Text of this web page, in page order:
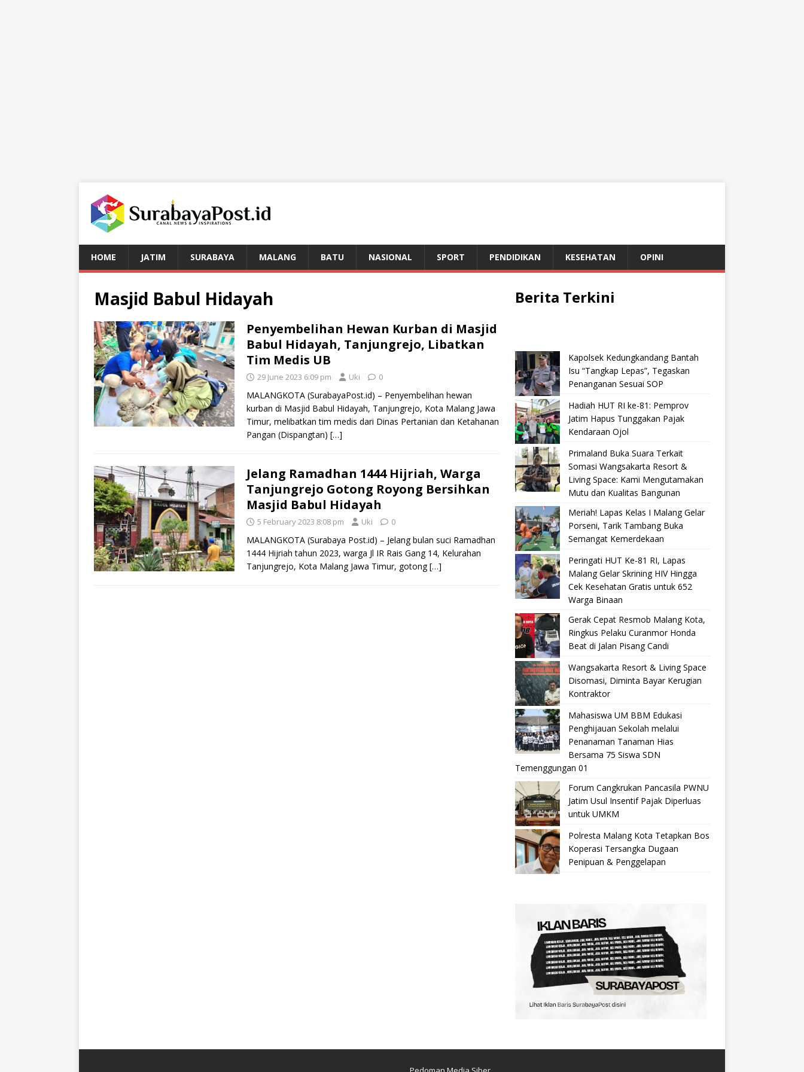
HOME JATIM SURABAYA MALANG BATU NASIONAL SPORT PENDIDIKAN KESEHATAN OPINI
Masjid Babul Hidayah
Penyembelihan Hewan Kurban di Masjid
Babul Hidayah, Tanjungrejo, Libatkan
Tim Medis UB
29 June 2023 6:09 pm Uki 0
MALANGKOTA (SurabayaPost.id) – Penyembelihan hewan
kurban di Masjid Babul Hidayah, Tanjungrejo, Kota Malang Jawa
Timur, melibatkan tim medis dari Dinas Pertanian dan Ketahanan
Pangan (Dispangtan) […]
Jelang Ramadhan 1444 Hijriah, Warga
Tanjungrejo Gotong Royong Bersihkan
Masjid Babul Hidayah
5 February 2023 8:08 pm Uki 0
MALANGKOTA (Surabaya Post.id) – Jelang bulan suci Ramadhan
1444 Hijriah tahun 2023, warga Jl IR Rais Gang 14, Kelurahan
Tanjungrejo, Kota Malang Jawa Timur, gotong[…]
Berita Terkini
Kapolsek Kedungkandang Bantah
Isu “Tangkap Lepas”, Tegaskan
Penanganan Sesuai SOP
Hadiah HUT RI ke-81: Pemprov
Jatim Hapus Tunggakan Pajak
Kendaraan Ojol
Primaland Buka Suara Terkait
Somasi Wangsakarta Resort &
Living Space: Kami Mengutamakan
Mutu dan Kualitas Bangunan
Meriah! Lapas Kelas I Malang Gelar
Porseni, Tarik Tambang Buka
Semangat Kemerdekaan
Peringati HUT Ke-81 RI, Lapas
Malang Gelar Skrining HIV Hingga
Cek Kesehatan Gratis untuk 652
Warga Binaan
Gerak Cepat Resmob Malang Kota,
Ringkus Pelaku Curanmor Honda
Beat di Jalan Pisang Candi
Wangsakarta Resort & Living Space
Disomasi, Diminta Bayar Kerugian
Kontraktor
Mahasiswa UM BBM Edukasi
Penghijauan Sekolah melalui
Penanaman Tanaman Hias
Bersama 75 Siswa SDN
Temenggungan 01
Forum Cangkrukan Pancasila PWNU
Jatim Usul Insentif Pajak Diperluas
untuk UMKM
Polresta Malang Kota Tetapkan Bos
Koperasi Tersangka Dugaan
Penipuan & Penggelapan